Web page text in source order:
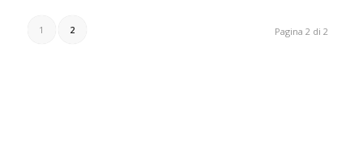
Pagina 2 di 2
1 2